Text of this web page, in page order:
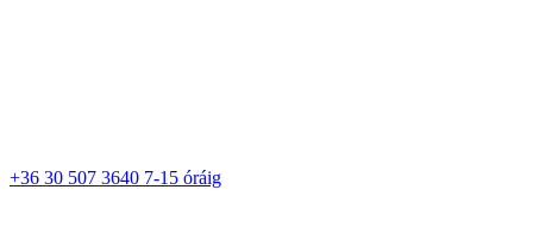
+36 30 507 3640 7-15 óráig